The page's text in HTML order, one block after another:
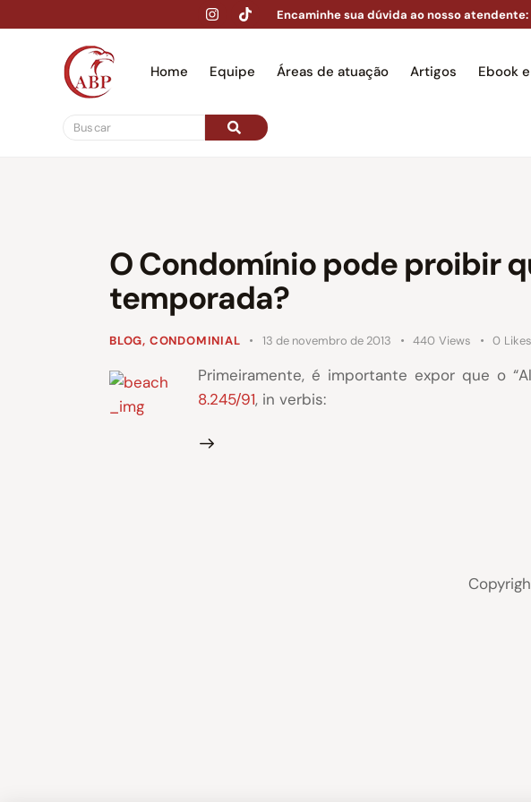
Encaminhe sua dúvida ao nosso atendente:
Home Equipe Áreas de atuação Artigos Ebook
O Condomínio pode proibir
temporada?
BLOG, CONDOMINIAL 13 de novembro de 2013 440 Views 0 Likes
Primeiramente, é importante expor que o
8.245/91, in verbis: